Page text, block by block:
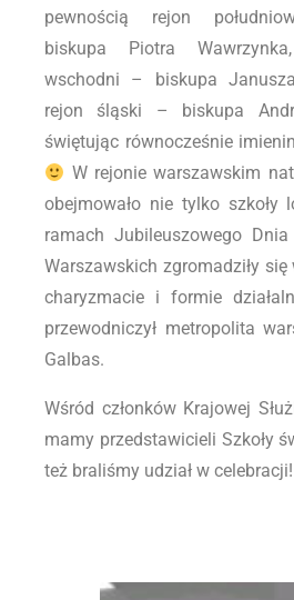
pewnością rejon
biskupa Piotra
wschodni – biskupa
rejon śląski – biskupa
świętując równocześnie
W rejonie warszawskim
obejmowało nie tylko szkoły
ramach Jubileuszowego
Warszawskich zgromadziły
charyzmacie i formie
przewodniczył metropolita
Galbas.
Wśród członków Krajowej
mamy przedstawicieli Szkoły
też braliśmy udział w celebracji!